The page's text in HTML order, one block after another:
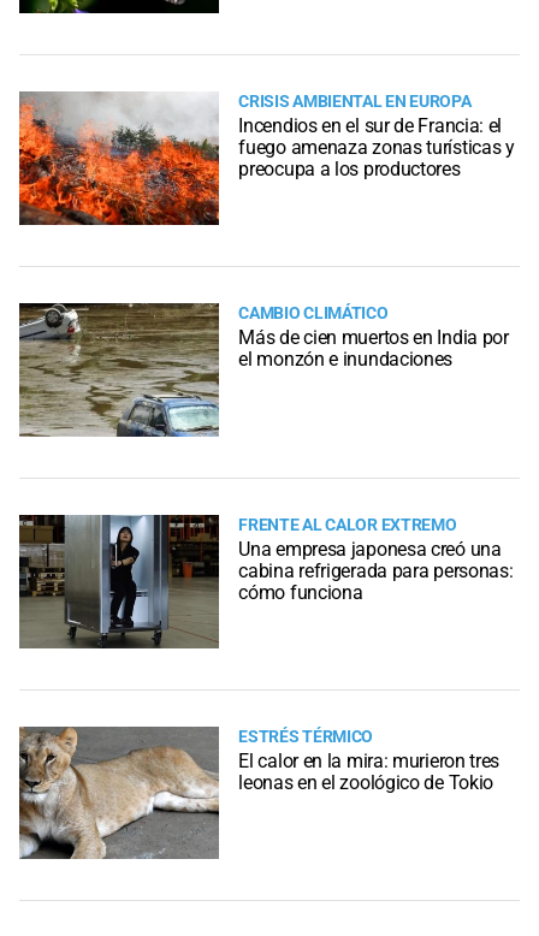
CRISIS AMBIENTAL EN EUROPA
Incendios en el sur de Francia: el
fuego amenaza zonas turísticas y
preocupa a los productores
CAMBIO CLIMÁTICO
Más de cien muertos en India por
el monzón e inundaciones
FRENTE AL CALOR EXTREMO
Una empresa japonesa creó una
cabina refrigerada para personas:
cómo funciona
ESTRÉS TÉRMICO
El calor en la mira: murieron tres
leonas en el zoológico de Tokio